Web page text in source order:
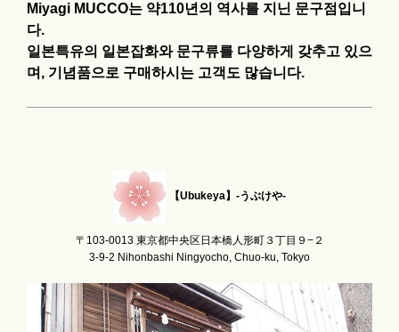
Miyagi MUCCO는 약110년의 역사를 지닌 문구점입니
다.
일본특유의 일본잡화와 문구류를 다양하게 갖추고 있으
며, 기념품으로 구매하시는 고객도 많습니다.
【Ubukeya】-うぶけや-
〒103-0013 東京都中央区日本橋人形町３丁目９−２
3-9-2 Nihonbashi Ningyocho, Chuo-ku, Tokyo